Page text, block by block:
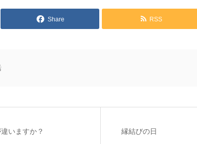
Share RSS
いますか？ 縁結びの日